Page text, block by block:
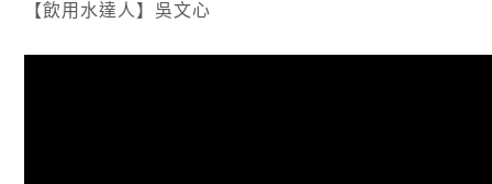
【飲用水達人】吳文心